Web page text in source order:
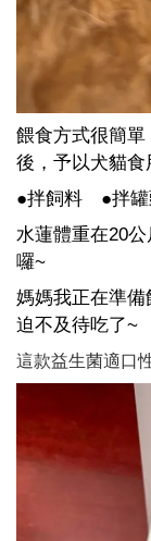
餵食方式很簡
後，予以犬貓食
●拌飼料 ●拌
水蓮體重在20
囉~
媽媽我正在準
迫不及待吃了~
這款益生菌適口